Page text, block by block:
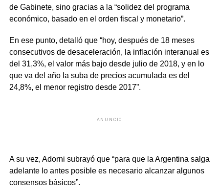
de Gabinete, sino gracias a la “solidez del programa
económico, basado en el orden fiscal y monetario”.
En ese punto, detalló que “hoy, después de 18 meses
consecutivos de desaceleración, la inflación interanual es
del 31,3%, el valor más bajo desde julio de 2018, y en lo
que va del año la suba de precios acumulada es del
24,8%, el menor registro desde 2017”.
ANUNCIO
A su vez, Adorni subrayó que “para que la Argentina salga
adelante lo antes posible es necesario alcanzar algunos
consensos básicos”.